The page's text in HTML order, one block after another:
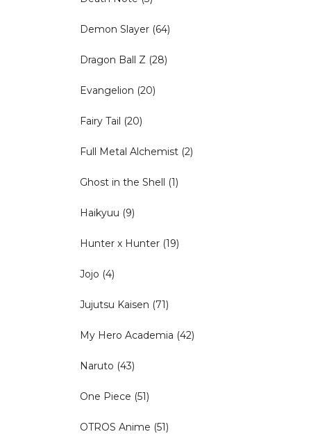
Demon Slayer (64)
Dragon Ball Z (28)
Evangelion (20)
Fairy Tail (20)
Full Metal Alchemist (2)
Ghost in the Shell (1)
Haikyuu (9)
Hunter x Hunter (19)
Jojo (4)
Jujutsu Kaisen (71)
My Hero Academia (42)
Naruto (43)
One Piece (51)
OTROS Anime (51)